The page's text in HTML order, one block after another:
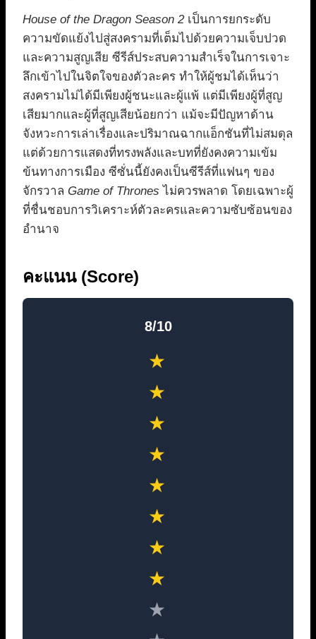
House of the Dragon Season 2เป็นการยกระดับ
ความขัดแย้งไปสู่สงครามที่เต็มไปด้วยความเจ็บปวด
และความสูญเสีย ซีรีส์ประสบความสำเร็จในการเจาะ
ลึกเข้าไปในจิตใจของตัวละคร ทำให้ผู้ชมได้เห็นว่า
สงครามไม่ได้มีเพียงผู้ชนะและผู้แพ้ แต่มีเพียงผู้ที่สูญ
เสียมากและผู้ที่สูญเสียน้อยกว่า แม้จะมีปัญหาด้าน
จังหวะการเล่าเรื่องและปริมาณฉากแอ็กชันที่ไม่สมดุล
แต่ด้วยการแสดงที่ทรงพลังและบทที่ยังคงความเข้ม
ข้นทางการเมือง ซีซั่นนี้ยังคงเป็นซีรีส์ที่แฟนๆ ของ
จักรวาล Game of Thrones ไม่ควรพลาด โดยเฉพาะผู้
ที่ชื่นชอบการวิเคราะห์ตัวละครและความซับซ้อนของ
อำนาจ
คะแนน (Score)
8/10
★
★
★
★
★
★
★
★
★